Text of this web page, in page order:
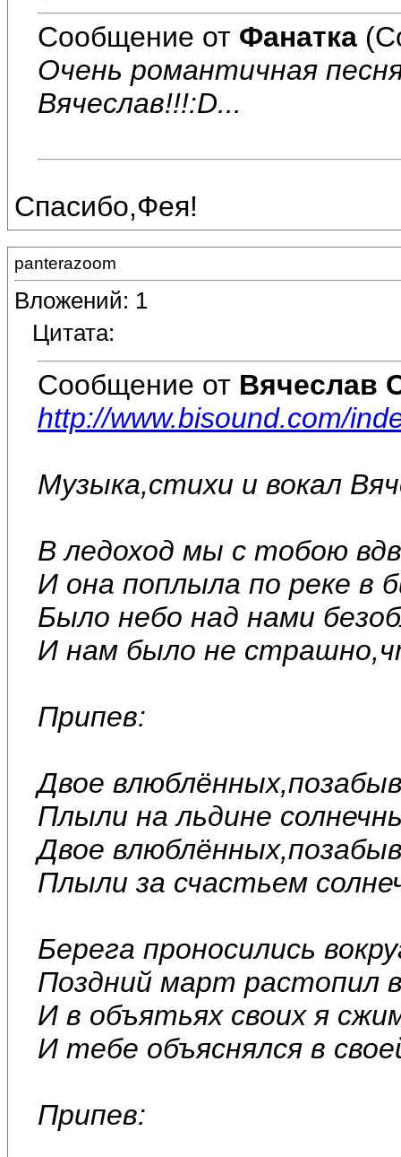
Сообщение от Фанатка
Очень романтичная
Вячеслав!!!:D...
Спасибо,Фея!
panterazoom
Вложений: 1
Цитата:
Сообщение от Вячеслав
http://www.bisound.com/
Музыка,стихи и вокал
В ледоход мы с тобою
И она поплыла по реке в
Было небо над нами
И нам было не
Припев:
Двое
Плыли на льдине
Двое
Плыли за счастьем
Берега проносились
Поздний март растопил
И в объятьях своих я
И тебе объяснялся в
Припев: